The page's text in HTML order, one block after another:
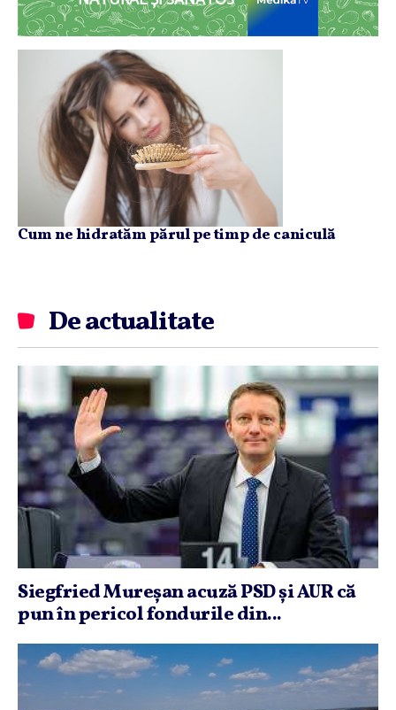
Cum ne hidratăm părul pe timp de caniculă
De actualitate
Siegfried Mureşan acuză PSD şi AUR că
pun în pericol fondurile din...